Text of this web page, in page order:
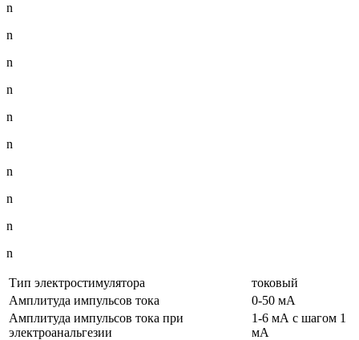
n
n
n
n
n
n
n
n
n
n
Тип электростимулятора
токовый
Амплитуда импульсов тока
0-50 мА
Амплитуда импульсов тока при
электроанальгезии
1-6 мА с шагом 1
мА